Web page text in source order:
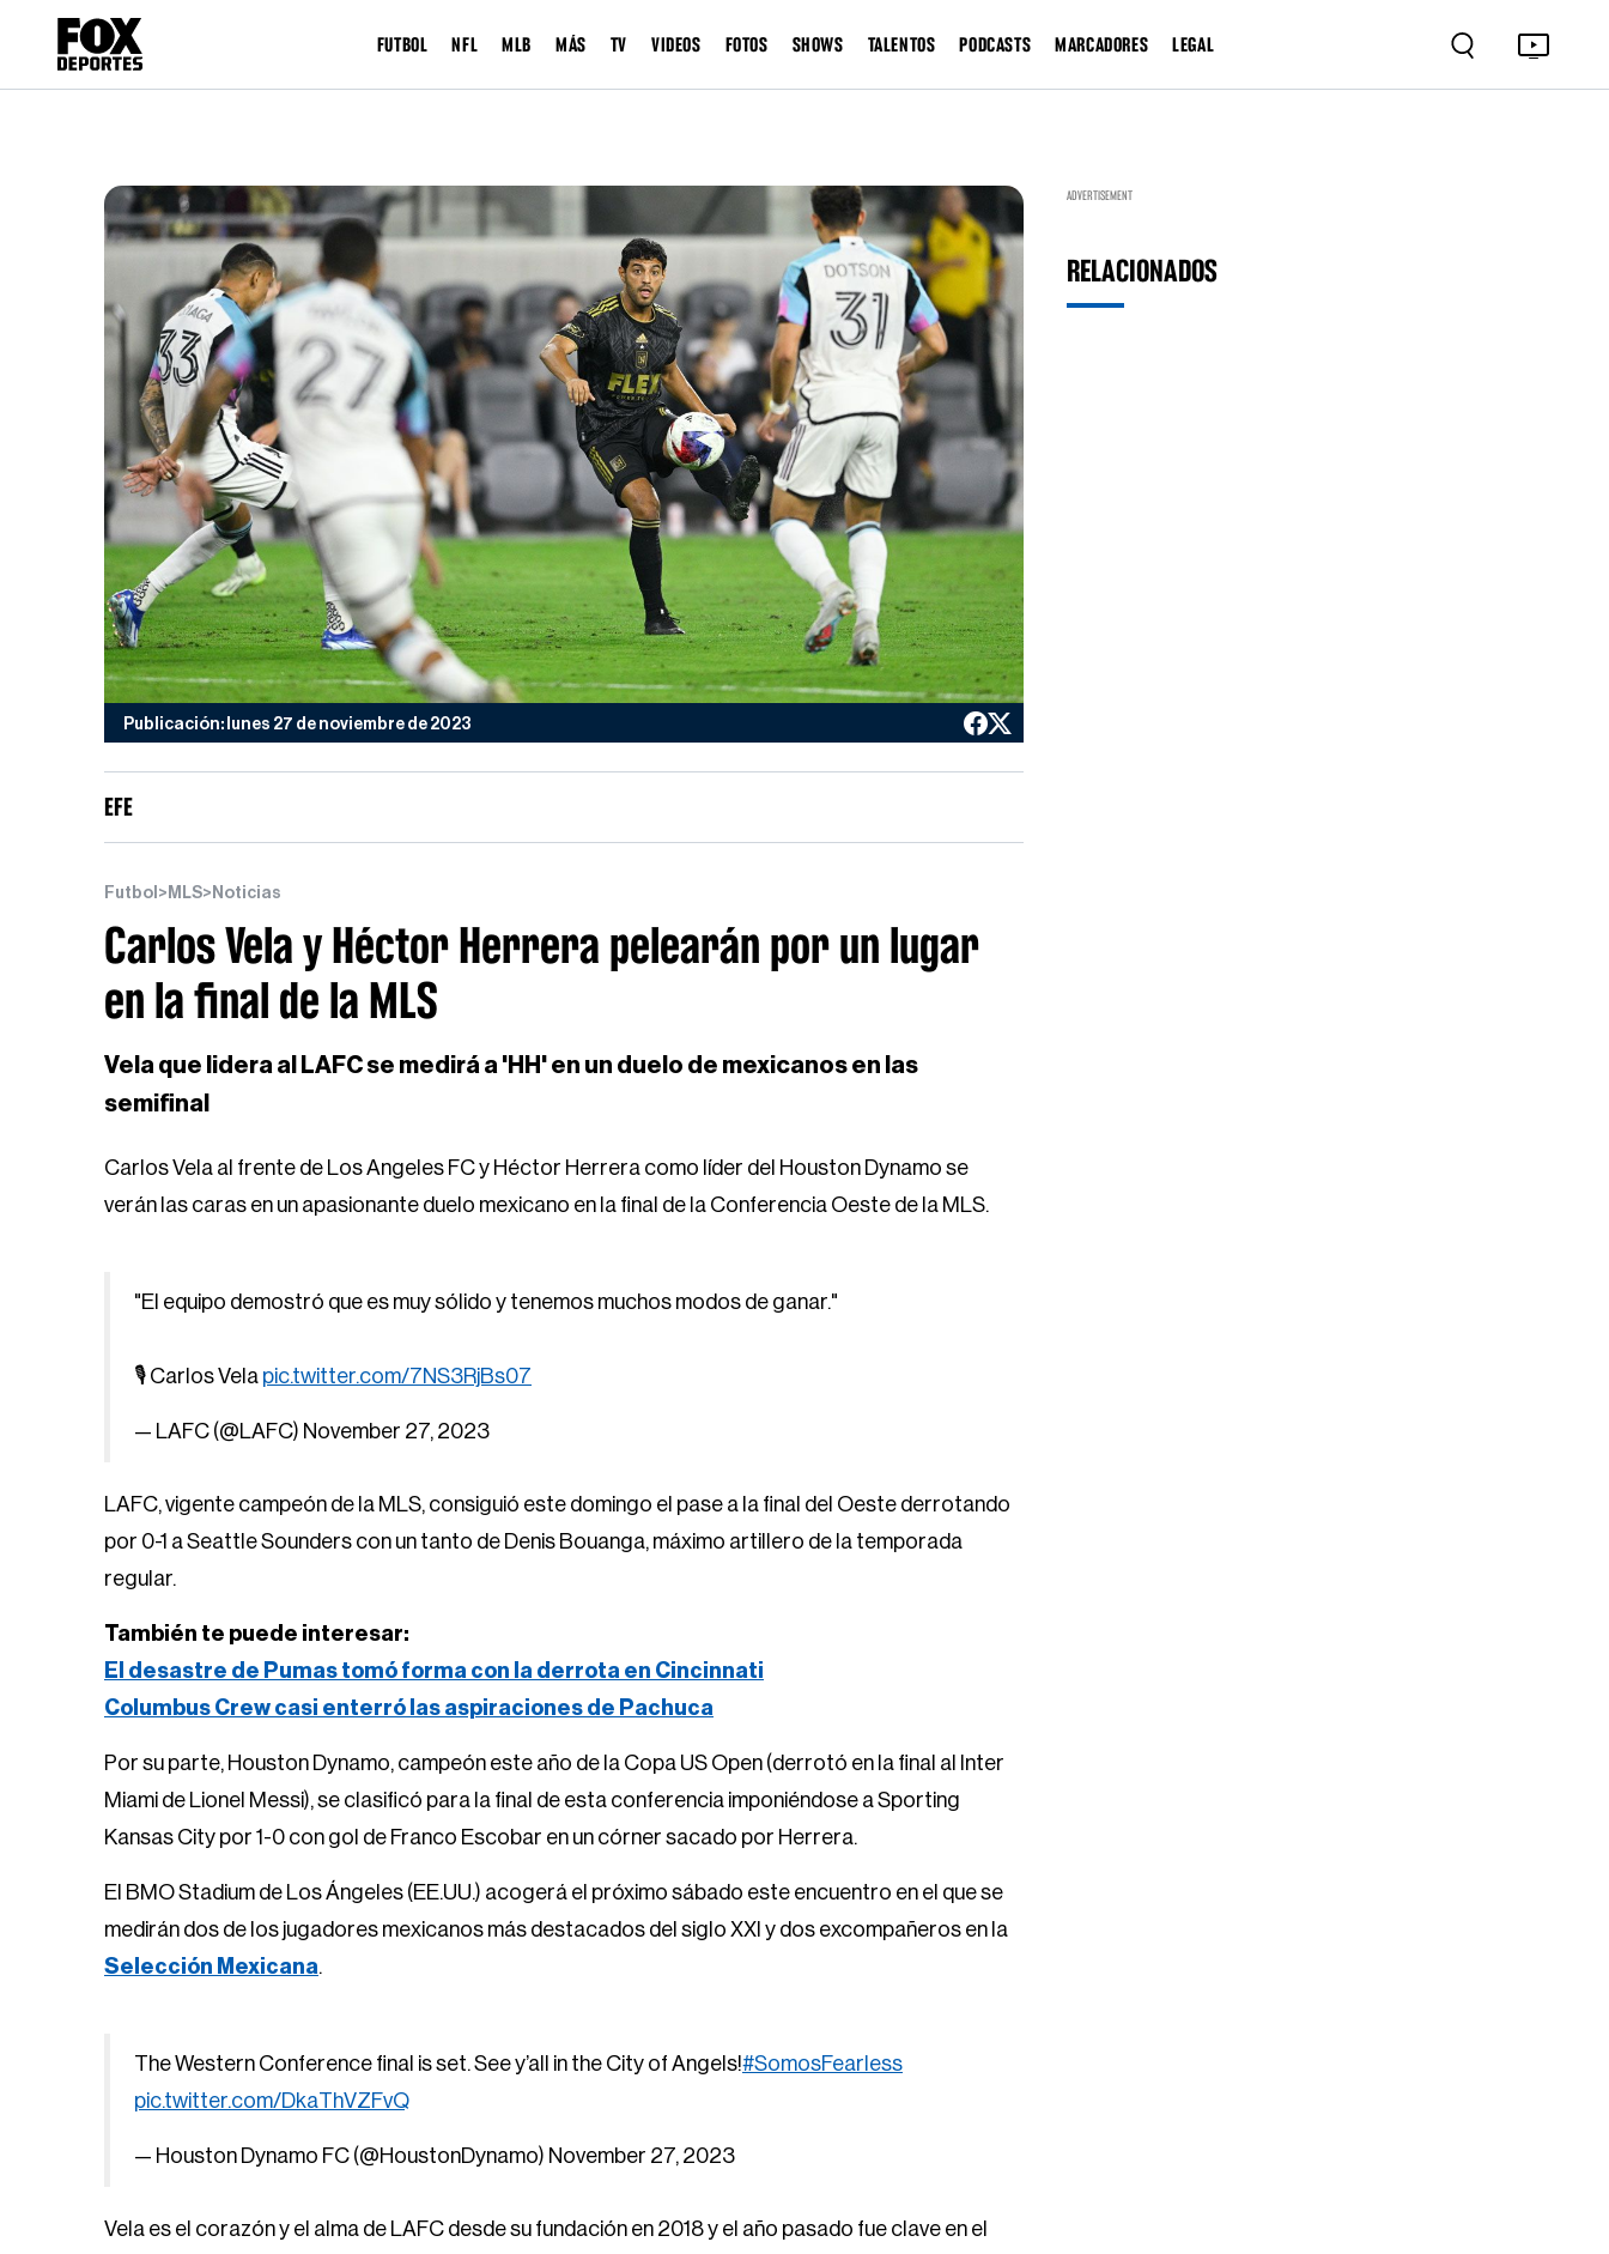
FUTBOL NFL MLB MÁS TV VIDEOS FOTOS SHOWS TALENTOS PODCASTS MARCADORES LEGAL
Publicación: lunes 27 de noviembre de 2023
EFE
Futbol > MLS> Noticias
Carlos Vela y Héctor Herrera pelearán por un lugar
en la final de la MLS
Vela que lidera al LAFC se medirá a 'HH' en un duelo de mexicanos en las
semifinal
Carlos Vela al frente de Los Angeles FC y Héctor Herrera como líder del Houston Dynamo se
verán las caras en un apasionante duelo mexicano en la final de la Conferencia Oeste de la MLS.
"El equipo demostró que es muy sólido y tenemos muchos modos de ganar."
🎙️ Carlos Vela pic.twitter.com/7NS3RjBs07
— LAFC (@LAFC) November 27, 2023
LAFC, vigente campeón de la MLS, consiguió este domingo el pase a la final del Oeste derrotando
por 0-1 a Seattle Sounders con un tanto de Denis Bouanga, máximo artillero de la temporada
regular.
También te puede interesar:
El desastre de Pumas tomó forma con la derrota en Cincinnati
Columbus Crew casi enterró las aspiraciones de Pachuca
Por su parte, Houston Dynamo, campeón este año de la Copa US Open (derrotó en la final al Inter
Miami de Lionel Messi), se clasificó para la final de esta conferencia imponiéndose a Sporting
Kansas City por 1-0 con gol de Franco Escobar en un córner sacado por Herrera.
El BMO Stadium de Los Ángeles (EE.UU.) acogerá el próximo sábado este encuentro en el que se
medirán dos de los jugadores mexicanos más destacados del siglo XXI y dos excompañeros en la
Selección Mexicana.
The Western Conference final is set. See y’all in the City of Angels!#SomosFearless
pic.twitter.com/DkaThVZFvQ
— Houston Dynamo FC (@HoustonDynamo) November 27, 2023
Vela es el corazón y el alma de LAFC desde su fundación en 2018 y el año pasado fue clave en el
ADVERTISEMENT
RELACIONADOS